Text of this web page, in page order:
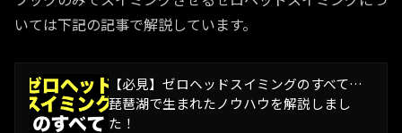
いては下記の記事で解説しています。
【必見】ゼロヘッドスイミングのすべて…
琵琶湖で生まれたノウハウを解説しまし
た！